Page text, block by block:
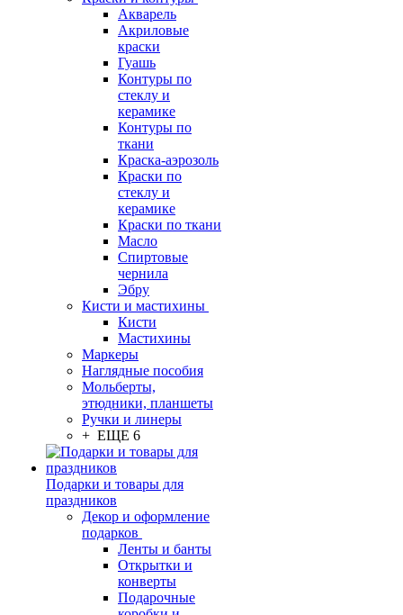
Акварель
Акриловые
краски
Гуашь
Контуры по
стеклу и
керамике
Контуры по
ткани
Краска-аэрозоль
Краски по
стеклу и
керамике
Краски по ткани
Масло
Спиртовые
чернила
Эбру
Кисти и мастихины
Кисти
Мастихины
Маркеры
Наглядные пособия
Мольберты,
этюдники, планшеты
Ручки и линеры
+ ЕЩЕ 6
Подарки и товары для
праздников
Декор и оформление
подарков
Ленты и банты
Открытки и
конверты
Подарочные